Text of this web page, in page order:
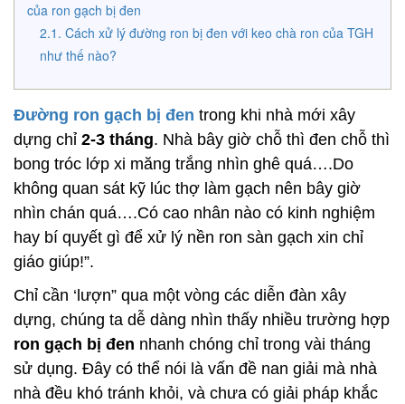
của ron gạch bị đen
Cách xử lý đường ron bị đen với keo chà ron của TGH
như thế nào?
Đường ron gạch bị đen trong khi nhà mới xây
dựng chỉ 2-3 tháng. Nhà bây giờ chỗ thì đen chỗ thì
bong tróc lớp xi măng trắng nhìn ghê quá….Do
không quan sát kỹ lúc thợ làm gạch nên bây giờ
nhìn chán quá….Có cao nhân nào có kinh nghiệm
hay bí quyết gì để xử lý nền ron sàn gạch xin chỉ
giáo giúp!”.
Chỉ cần ‘lượn” qua một vòng các diễn đàn xây
dựng, chúng ta dễ dàng nhìn thấy nhiều trường hợp
ron gạch bị đen nhanh chóng chỉ trong vài tháng
sử dụng. Đây có thể nói là vấn đề nan giải mà nhà
nhà đều khó tránh khỏi, và chưa có giải pháp khắc